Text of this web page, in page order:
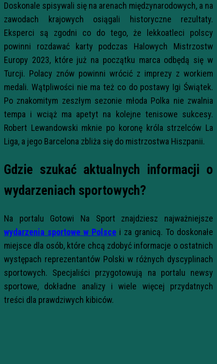
Doskonale spisywali się na arenach międzynarodowych, a na
zawodach krajowych osiągali historyczne rezultaty.
Eksperci są zgodni co do tego, że lekkoatleci polscy
powinni rozdawać karty podczas Halowych Mistrzostw
Europy 2023, które już na początku marca odbędą się w
Turcji. Polacy znów powinni wrócić z imprezy z workiem
medali. Wątpliwości nie ma też co do postawy Igi Świątek.
Po znakomitym zeszłym sezonie młoda Polka nie zwalnia
tempa i wciąż ma apetyt na kolejne tenisowe sukcesy.
Robert Lewandowski mknie po koronę króla strzelców La
Liga, a jego Barcelona zbliża się do mistrzostwa Hiszpanii.
Gdzie szukać aktualnych informacji o
wydarzeniach sportowych?
Na portalu Gotowi Na Sport znajdziesz najważniejsze
wydarzenia sportowe w Polsce i za granicą. To doskonałe
miejsce dla osób, które chcą zdobyć informacje o ostatnich
występach reprezentantów Polski w różnych dyscyplinach
sportowych. Specjaliści przygotowują na portalu newsy
sportowe, dokładne analizy i wiele więcej przydatnych
treści dla prawdziwych kibiców.